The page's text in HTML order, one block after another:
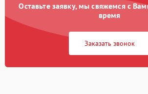
Оставьте заявку, мы свяжемся с
время
Заказать звонок